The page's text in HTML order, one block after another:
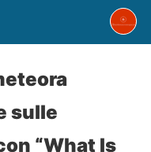
sulle
“What Is